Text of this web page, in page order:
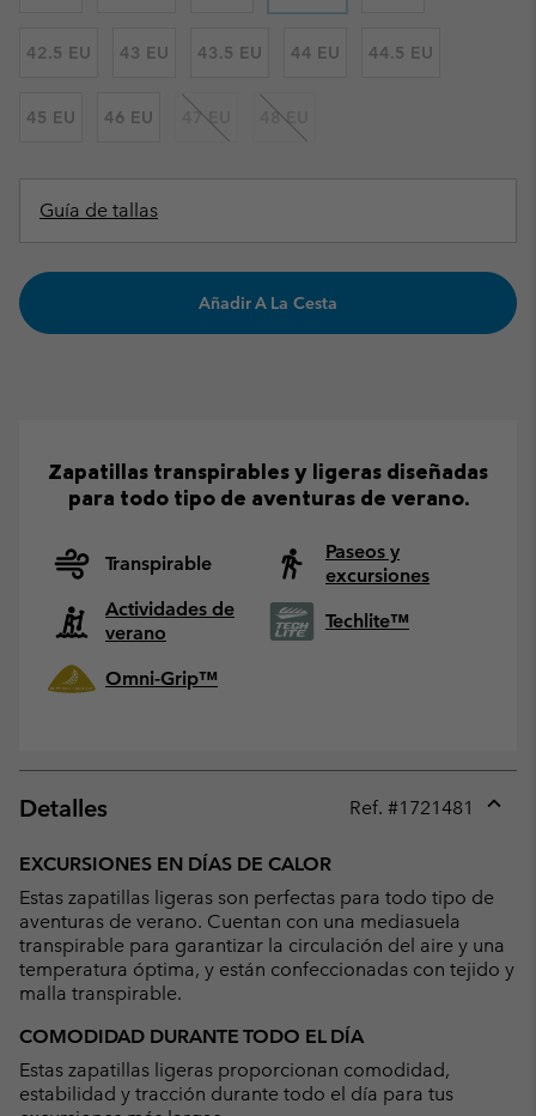
42.5 EU 43 EU 43.5 EU 44 EU 44.5 EU
45 EU 46 EU 47 EU 48 EU
Guía de tallas
Añadir A La Cesta
Zapatillas transpirables y ligeras diseñadas
para todo tipo de aventuras de verano.
Transpirable
Paseos y
excursiones
Actividades de
verano
Techlite™
Omni-Grip™
Detalles Ref. #1721481
EXCURSIONES EN DÍAS DE CALOR
Estas zapatillas ligeras son perfectas para todo tipo de
aventuras de verano. Cuentan con una mediasuela
transpirable para garantizar la circulación del aire y una
temperatura óptima, y están confeccionadas con tejido y
malla transpirable.
COMODIDAD DURANTE TODO EL DÍA
Estas zapatillas ligeras proporcionan comodidad,
estabilidad y tracción durante todo el día para tus